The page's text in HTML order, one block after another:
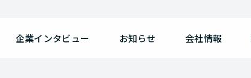
企業インタビュー お知らせ 会社情報